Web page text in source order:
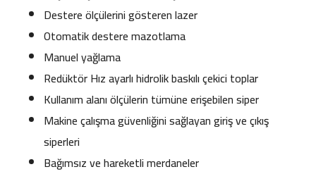
Destere ölçülerini gösteren lazer
Otomatik destere mazotlama
Manuel yağlama
Redüktör Hız ayarlı hidrolik baskılı çekici toplar
Kullanım alanı ölçülerin tümüne erişebilen siper
Makine çalışma güvenliğini sağlayan giriş ve çıkış
siperleri
Bağımsız ve hareketli merdaneler